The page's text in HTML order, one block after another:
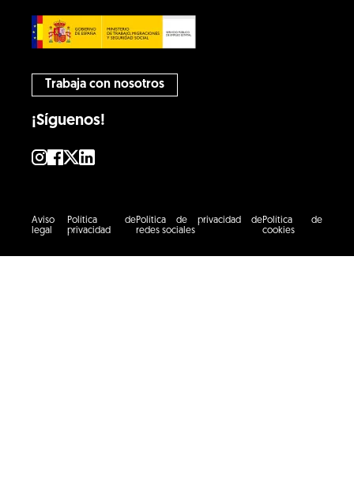
Trabaja con nosotros
¡Síguenos!
Aviso
legal
Política de
privacidad
Política de privacidad de
redes sociales
Política de
cookies